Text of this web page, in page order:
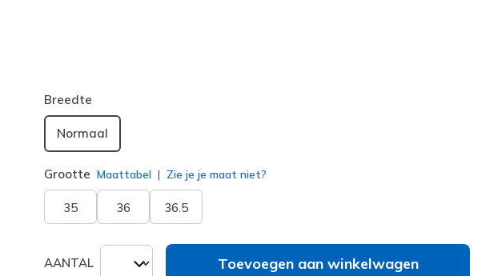
Breedte
Normaal
Grootte Maattabel Zie je je maat niet?
35 36 36.5
AANTAL Toevoegen aan winkelwagen